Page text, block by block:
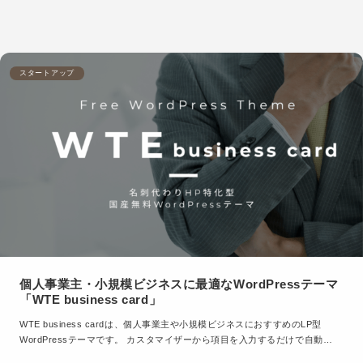
スタートアップ
個人事業主・小規模ビジネスに最適なWordPressテーマ
「WTE business card」
WTE business cardは、個人事業主や小規模ビジネスにおすすめのLP型
WordPressテーマです。 カスタマイザーから項目を入力するだけで自動…